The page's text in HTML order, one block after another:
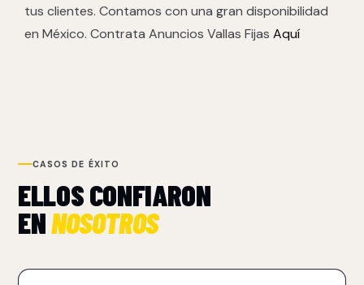
tus clientes. Contamos con una gran disponibilidad
en México. Contrata Anuncios Vallas Fijas Aquí
CASOS DE ÉXITO
ELLOS CONFIARON
ENNOSOTROS